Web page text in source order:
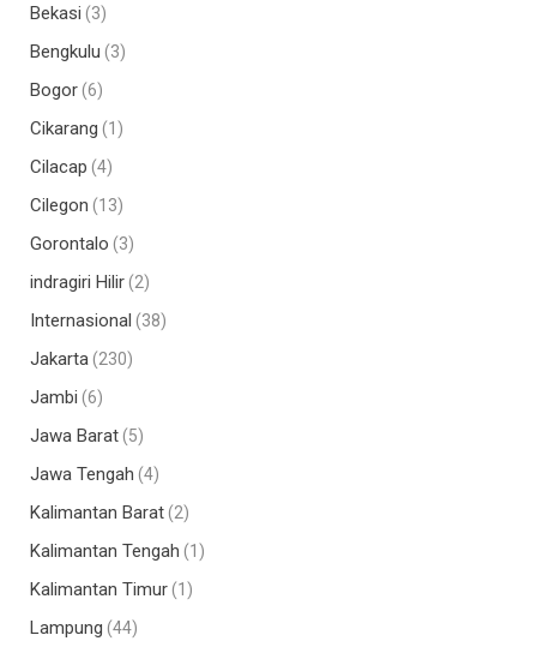
Bekasi (3)
Bengkulu (3)
Bogor(6)
Cikarang (1)
Cilacap (4)
Cilegon (13)
Gorontalo (3)
indragiri Hilir(2)
Internasional (38)
Jakarta(230)
Jambi (6)
Jawa Barat(5)
Jawa Tengah (4)
Kalimantan Barat(2)
Kalimantan Tengah (1)
Kalimantan Timur(1)
Lampung (44)